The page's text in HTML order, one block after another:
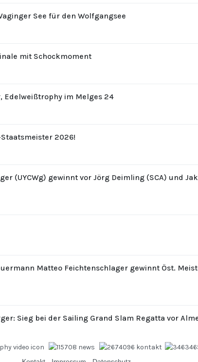
See für den Wolfgangsee
mit Schockmoment
Edelweißtrophy im Melges 24
Staatsmeister 2026!
(UYCWg) gewinnt vor Jörg Deimling (SCA) und
Matteo Feichtenschlager gewinnt Öst.
Sieg bei der Sailing Grand Slam Regatta vor